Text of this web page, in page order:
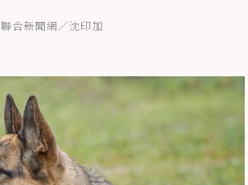
聯合新聞網／沈印加